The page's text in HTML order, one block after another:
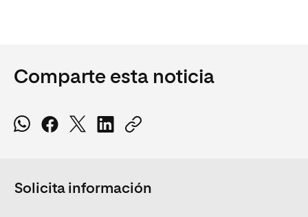
Comparte esta noticia
Solicita información